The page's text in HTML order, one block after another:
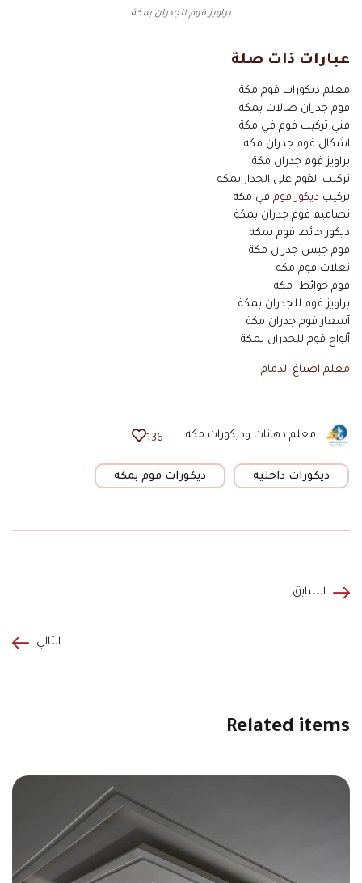
براويز فوم للجدران بمكة
عبارات ذات صلة
معلم ديكورات فوم مكة
فوم جدران صالات بمكه
فني تركيب فوم في مكة
اشكال فوم جدران مكه
براويز فوم جدران مكة
تركيب الفوم على الجدار بمكه
تركيب ديكور فوم في مكة
تصاميم فوم جدران بمكة
ديكور حائط فوم بمكه
فوم جبس جدران مكة
نعلات فوم مكه
فوم حوائط مكه
براويز فوم للجدران بمكة
أسعار فوم جدران مكة
ألواح فوم للجدران بمكة
معلم اصباغ الدمام
معلم دهانات وديكورات مكه 136
ديكورات داخلية ديكورات فوم بمكة
السابق
التالي
Related items